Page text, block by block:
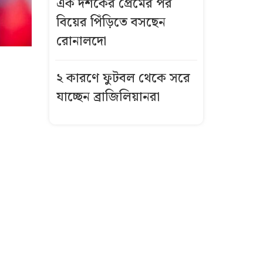
বিয়ের পিঁড়িতে বসছেন
রোনালদো
২ কারণে ফুটবল থেকে সরে
যাচ্ছেন ব্রাজিলিয়ানরা